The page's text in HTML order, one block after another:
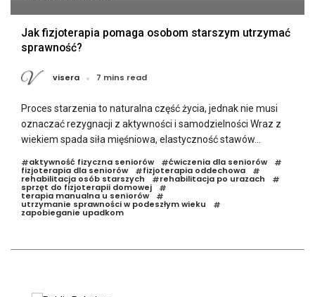
Jak fizjoterapia pomaga osobom starszym utrzymać
sprawność?
visera 7 mins read
Proces starzenia to naturalna część życia, jednak nie musi
oznaczać rezygnacji z aktywności i samodzielności Wraz z
wiekiem spada siła mięśniowa, elastyczność stawów...
#aktywność fizyczna seniorów #ćwiczenia dla seniorów #
fizjoterapia dla seniorów #fizjoterapia oddechowa #
rehabilitacja osób starszych #rehabilitacja po urazach #
sprzęt do fizjoterapii domowej #
terapia manualna u seniorów #
utrzymanie sprawności w podeszłym wieku #
zapobieganie upadkom